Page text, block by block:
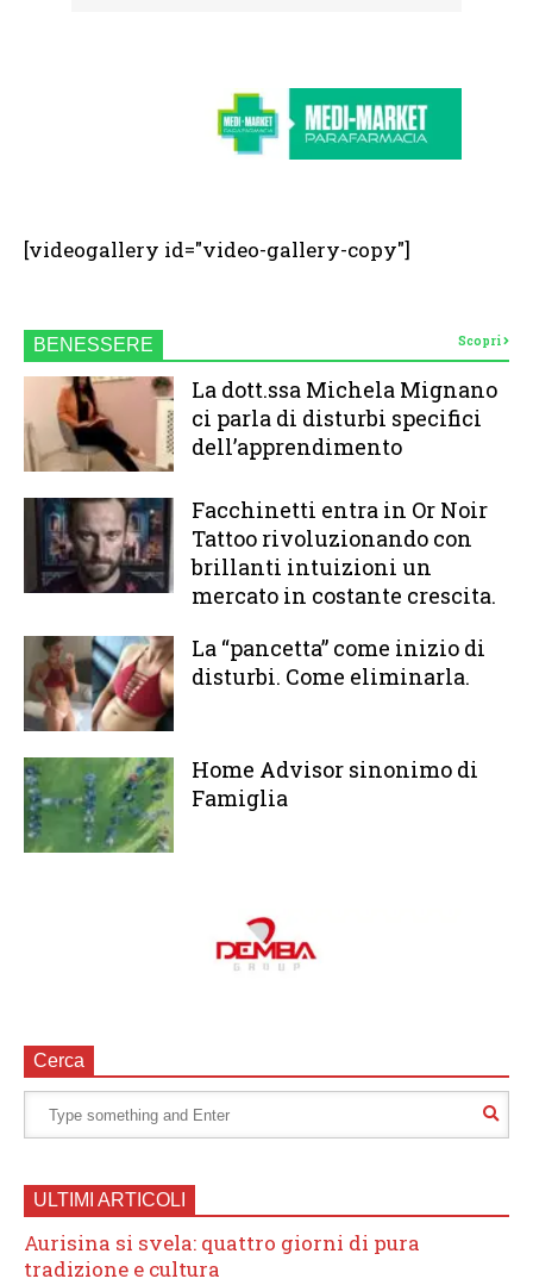
[videogallery id="video-gallery-copy"]
BENESSERE Scopri
La dott.ssa Michela Mignano
ci parla di disturbi specifici
dell’apprendimento
Facchinetti entra in Or Noir
Tattoo rivoluzionando con
brillanti intuizioni un
mercato in costante crescita.
La “pancetta” come inizio di
disturbi. Come eliminarla.
Home Advisor sinonimo di
Famiglia
Cerca
ULTIMI ARTICOLI
Aurisina si svela: quattro giorni di pura
tradizione e cultura